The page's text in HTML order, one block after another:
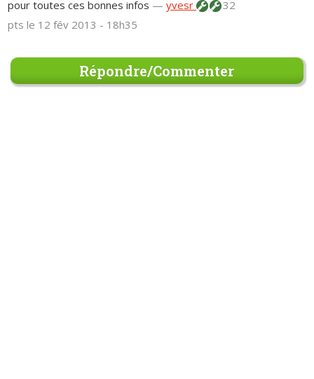
pour toutes ces bonnes infos —yvesr
32
ptsle 12 fév 2013 - 18h35
Répondre/Commenter